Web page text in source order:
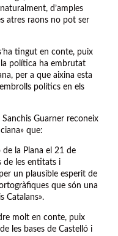
d’amples
atres raons no pot ser
tingut en conte, puix
política ha embrutat
per a que aixina esta
polítics en els
Guarner reconeix
que:
la Plana el 21 de
de les entitats i
un plausible esperit de
que són una
Catalans».
molt en conte, puix
les bases de Castelló i